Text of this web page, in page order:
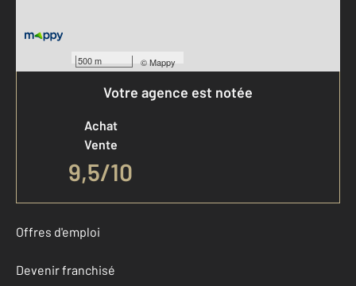
500 m ©Mappy
Votre agence est notée
Achat
Vente
9,5/10
Offres d'emploi
Devenir franchisé